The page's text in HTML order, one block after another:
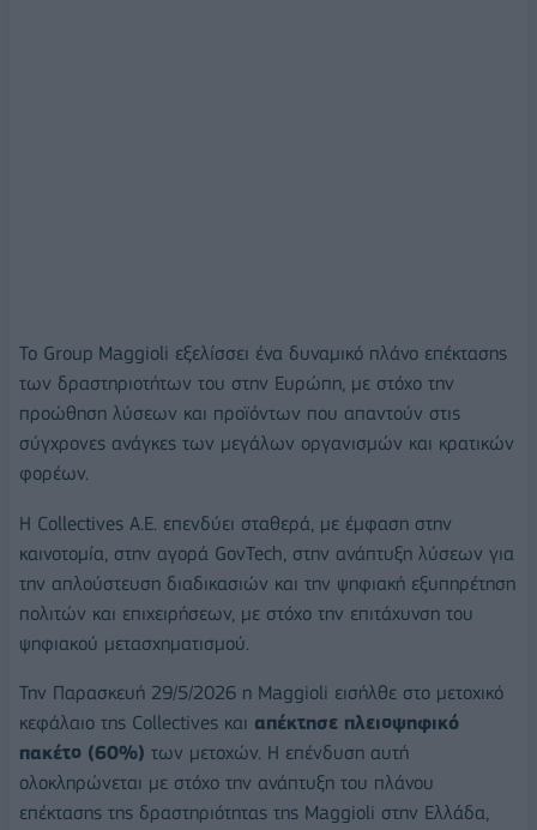
Το Group Maggioli εξελίσσει ένα δυναμικό πλάνο επέκτασης
των δραστηριοτήτων του στην Ευρώπη, με στόχο την
προώθηση λύσεων και προϊόντων που απαντούν στις
σύγχρονες ανάγκες των μεγάλων οργανισμών και κρατικών
φορέων.
Η Collectives A.E. επενδύει σταθερά, με έμφαση στην
καινοτομία, στην αγορά GovTech, στην ανάπτυξη λύσεων για
την απλούστευση διαδικασιών και την ψηφιακή εξυπηρέτηση
πολιτών και επιχειρήσεων, με στόχο την επιτάχυνση του
ψηφιακού μετασχηματισμού.
Την Παρασκευή 29/5/2026 η Maggioli εισήλθε στο μετοχικό
κεφάλαιο της Collectives και απέκτησε πλειοψηφικό
πακέτο (60%) των μετοχών. Η επένδυση αυτή
ολοκληρώνεται με στόχο την ανάπτυξη του πλάνου
επέκτασης της δραστηριότητας της Maggioli στην Ελλάδα,